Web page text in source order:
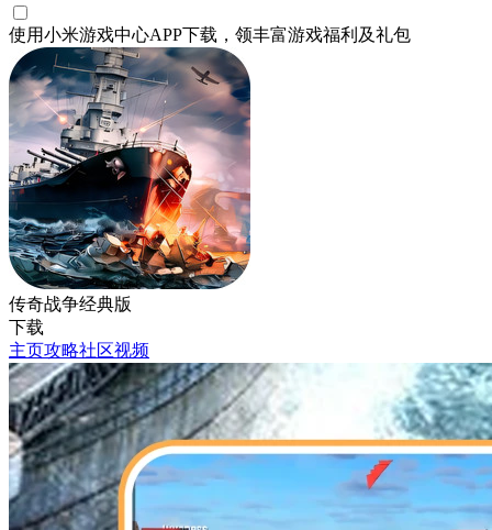
使用小米游戏中心APP下载 ，领丰富游戏福利 及礼包
传奇战争经典版
下载
主页攻略社区视频